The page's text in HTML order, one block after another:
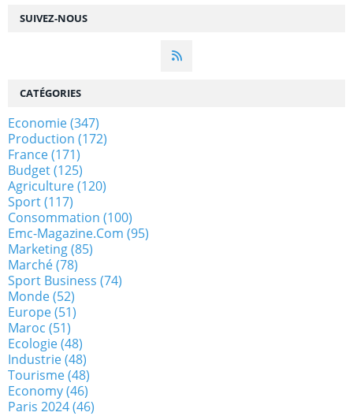
SUIVEZ-NOUS
CATÉGORIES
Economie(347)
Production (172)
France(171)
Budget(125)
Agriculture(120)
Sport(117)
Consommation (100)
Emc-Magazine.com (95)
Marketing(85)
Marché(78)
Sport Business (74)
Monde(52)
Europe(51)
Maroc (51)
Ecologie(48)
Industrie(48)
Tourisme(48)
Economy(46)
Paris 2024(46)